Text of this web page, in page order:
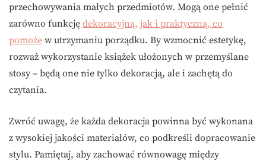
przechowywania małych przedmiotów. Mogą one pełnić
zarówno funkcję dekoracyjną, jak i praktyczną, co
pomoże w utrzymaniu porządku. By wzmocnić estetykę,
rozważ wykorzystanie książek ułożonych w przemyślane
stosy – będą one nie tylko dekoracją, ale i zachętą do
czytania.
Zwróć uwagę, że każda dekoracja powinna być wykonana
z wysokiej jakości materiałów, co podkreśli dopracowanie
stylu. Pamiętaj, aby zachować równowagę między